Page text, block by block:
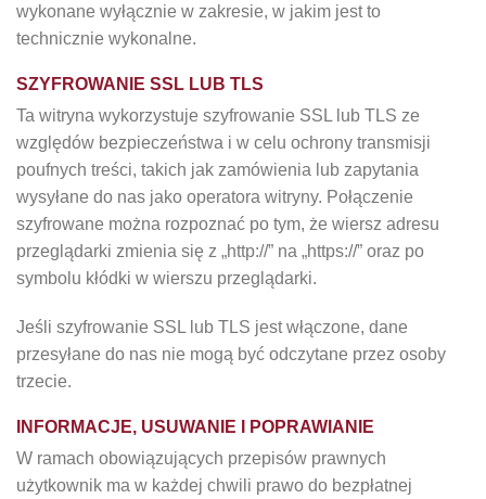
wykonane wyłącznie w zakresie, w jakim jest to
technicznie wykonalne.
SZYFROWANIE SSL LUB TLS
Ta witryna wykorzystuje szyfrowanie SSL lub TLS ze
względów bezpieczeństwa i w celu ochrony transmisji
poufnych treści, takich jak zamówienia lub zapytania
wysyłane do nas jako operatora witryny. Połączenie
szyfrowane można rozpoznać po tym, że wiersz adresu
przeglądarki zmienia się z „http://” na „https://” oraz po
symbolu kłódki w wierszu przeglądarki.
Jeśli szyfrowanie SSL lub TLS jest włączone, dane
przesyłane do nas nie mogą być odczytane przez osoby
trzecie.
INFORMACJE, USUWANIE I POPRAWIANIE
W ramach obowiązujących przepisów prawnych
użytkownik ma w każdej chwili prawo do bezpłatnej